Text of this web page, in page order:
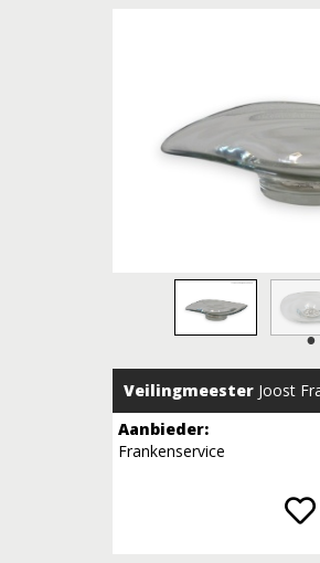
Veilingmeester Joost
Aanbieder:
Frankenservice